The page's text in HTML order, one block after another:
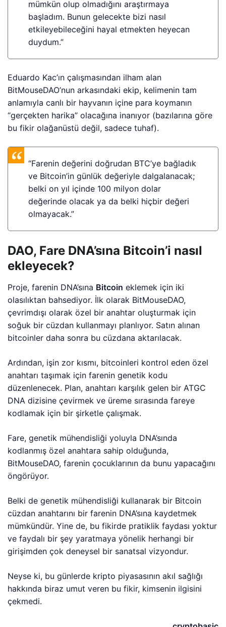
mümkün olup olmadığını araştırmaya
başladım. Bunun gelecekte bizi nasıl
etkileyebileceğini hayal etmekten heyecan
duydum.”
Eduardo Kac’ın çalışmasından ilham alan
BitMouseDAO’nun arkasındaki ekip, kelimenin tam
anlamıyla canlı bir hayvanın içine para koymanın
“gerçekten harika” olacağına inanıyor (bazılarına göre
bu fikir olağanüstü değil, sadece tuhaf).
“Farenin değerini doğrudan BTC’ye bağladık
ve Bitcoin’in günlük değeriyle dalgalanacak;
belki on yıl içinde 100 milyon dolar
değerinde olacak ya da belki hiçbir değeri
olmayacak.”
DAO, Fare DNA’sına Bitcoin’i nasıl
ekleyecek?
Proje, farenin DNA’sına Bitcoin eklemek için iki
olasılıktan bahsediyor. İlk olarak BitMouseDAO,
çevrimdışı olarak özel bir anahtar oluşturmak için
soğuk bir cüzdan kullanmayı planlıyor. Satın alınan
bitcoinler daha sonra bu cüzdana aktarılacak.
Ardından, işin zor kısmı, bitcoinleri kontrol eden özel
anahtarı taşımak için farenin genetik kodu
düzenlenecek. Plan, anahtarı karşılık gelen bir ATGC
DNA dizisine çevirmek ve üreme sırasında fareye
kodlamak için bir şirketle çalışmak.
Fare, genetik mühendisliği yoluyla DNA’sında
kodlanmış özel anahtara sahip olduğunda,
BitMouseDAO, farenin çocuklarının da bunu yapacağını
öngörüyor.
Belki de genetik mühendisliği kullanarak bir Bitcoin
cüzdan anahtarını bir farenin DNA’sına kaydetmek
mümkündür. Yine de, bu fikirde pratiklik faydası yoktur
ve faydalı bir şey yaratmaya yönelik herhangi bir
girişimden çok deneysel bir sanatsal vizyondur.
Neyse ki, bu günlerde kripto piyasasının akıl sağlığı
hakkında biraz umut veren bu fikir, kimsenin ilgisini
çekmedi.